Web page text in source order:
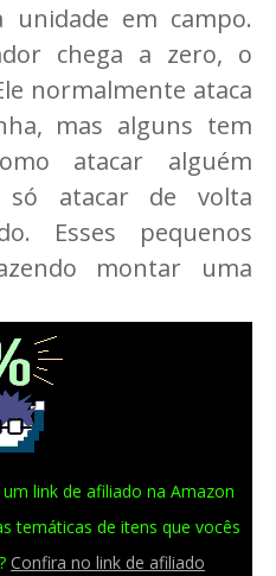
unidade em campo.
chega a zero, o
normalmente ataca
mas alguns tem
atacar alguém
só atacar de volta
Esses pequenos
montar uma
link de afiliado na Amazon
temáticas de itens que vocês
Confira no link de afiliado